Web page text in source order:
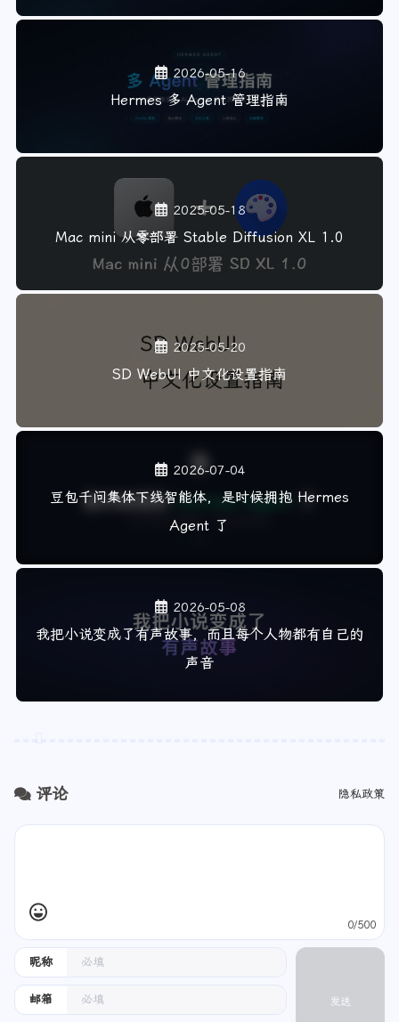
2026-05-16
Hermes 多 Agent 管理指南
2025-05-18
Mac mini 从零部署 Stable Diffusion XL 1.0
2025-05-20
SD WebUI 中文化设置指南
2026-07-04
豆包千问集体下线智能体，是时候拥抱 Hermes
Agent 了
2026-05-08
我把小说变成了有声故事，而且每个人物都有自己的
声音
评论 隐私政策
昵称
邮箱
0/500
发送